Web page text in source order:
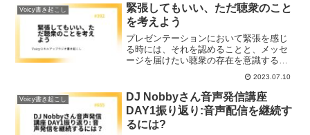
Voicy書き起こし
緊張してもいい、ただ聴衆のこと
を考えよう
プレゼンテーションにおいて緊張を感じ
る時には、それを認めることと、メッセ
ージを届けたい聴衆の存在を意識するこ
とが大切です。これらの視点を持つこと
で、プレゼンする時に役立ちます。
2023.07.10
Voicy書き起こし
DJ Nobbyさん音声発信講座
DAY1振り返り:音声配信を継続す
るには?